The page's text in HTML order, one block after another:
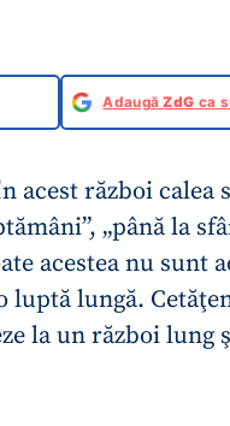
AdaugăZdG ca
acest război calea
„până la
acestea nu sunt
luptă lungă.
la un război lung